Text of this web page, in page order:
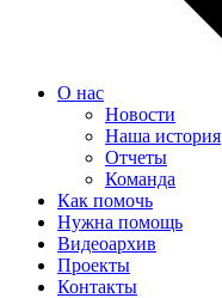
О нас
Новости
Наша история
Отчеты
Команда
Как помочь
Нужна помощь
Видеоархив
Проекты
Контакты